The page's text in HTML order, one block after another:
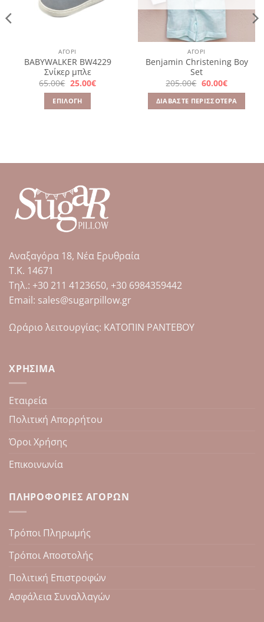
ΑΓΌΡΙ
BABYWALKER BW4229
Σνίκερ μπλε
65.00€ Original
price
was:
65.00€.
25.00€Η
τρέχουσα
ΕΠΙΛΟΓΉ
πολλαπλές
Οι
επιλογές
μπορούν
να
στη
σελίδα
προϊόντος
ΑΓΌΡΙ
Benjamin Christening Boy
Set
205.00€ Original
price
was:
205.00€.
60.00€Η
τιμή
είναι:
60.00€.
ΔΙΑΒΆΣΤΕ ΠΕΡΙΣΣΌΤΕΡΑ
Αναξαγόρα 18, Νέα Ερυθραία
Τ.Κ. 14671
Tηλ.: +30 211 4123650, +30 6984359442
Email: sales@sugarpillow.gr
Ωράριο λειτουργίας: ΚΑΤΟΠΙΝ ΡΑΝΤΕΒΟΥ
ΧΡΉΣΙΜΑ
Εταιρεία
Πολιτική Απορρήτου
Όροι Χρήσης
Επικοινωνία
ΠΛΗΡΟΦΟΡΊΕΣ ΑΓΟΡΏΝ
Τρόποι Πληρωμής
Τρόποι Αποστολής
Πολιτική Επιστροφών
Ασφάλεια Συναλλαγών